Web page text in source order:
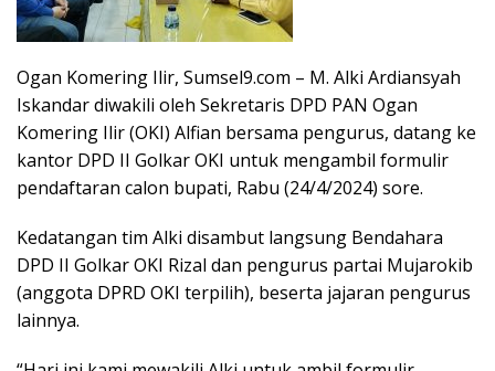
Ogan Komering Ilir, Sumsel9.com – M. Alki Ardiansyah
Iskandar diwakili oleh Sekretaris DPD PAN Ogan
Komering Ilir (OKI) Alfian bersama pengurus, datang ke
kantor DPD II Golkar OKI untuk mengambil formulir
pendaftaran calon bupati, Rabu (24/4/2024) sore.
Kedatangan tim Alki disambut langsung Bendahara
DPD II Golkar OKI Rizal dan pengurus partai Mujarokib
(anggota DPRD OKI terpilih), beserta jajaran pengurus
lainnya.